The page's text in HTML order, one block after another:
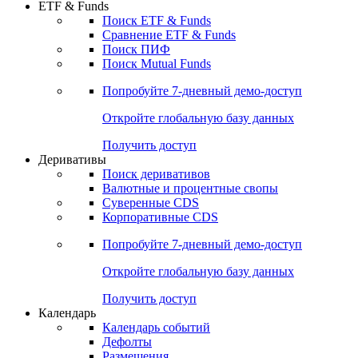
Откройте глобальную базу данных
Получить доступ
ETF & Funds
Сравнение ETF & Funds
Поиск Mutual Funds
Попробуйте7-дневный
Откройте глобальную базу данных
Получить доступ
Деривативы
Валютные и процентные свопы
Корпоративные CDS
Попробуйте7-дневный
Откройте глобальную базу данных
Получить доступ